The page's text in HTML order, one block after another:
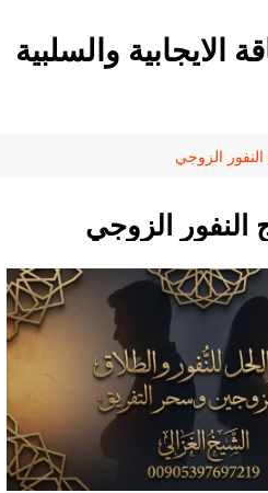
الايجابية والسلبية
النفور الزوجي
النفور الزوجي